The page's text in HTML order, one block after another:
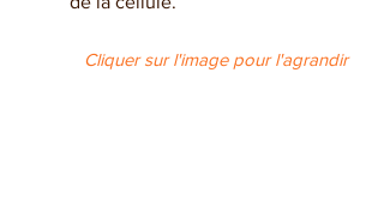
Cliquer sur l'image pour l'agrandir